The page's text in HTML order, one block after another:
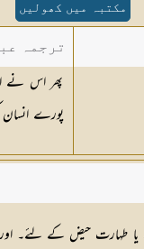
مکتبہ میں کھولیں
ترجمہ
پھر اس نے
پورے انسان
یا طہارت حیض کے